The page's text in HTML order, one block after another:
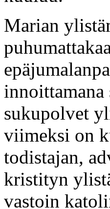
Marian
innoittamana
sukupolvet
viimeksi on
todistajan,
kristityn
vastoin